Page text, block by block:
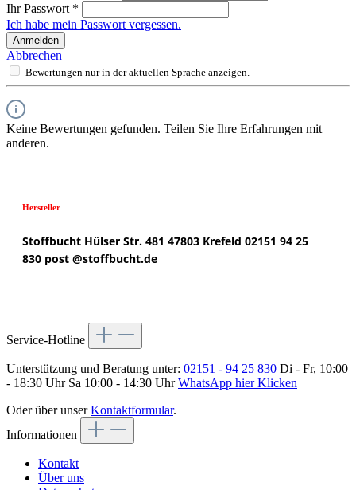
Ihr Passwort *
Ich habe mein Passwort vergessen.
Anmelden
Abbrechen
Bewertungen nur in der aktuellen Sprache anzeigen.
Keine Bewertungen gefunden. Teilen Sie Ihre Erfahrungen mit
anderen.
Hersteller
Stoffbucht Hülser Str. 481 47803 Krefeld 02151 94 25
830 post @stoffbucht.de
Service-Hotline
Unterstützung und Beratung unter: 02151 - 94 25 830 Di - Fr, 10:00
- 18:30 Uhr Sa 10:00 - 14:30 UhrWhatsApp hier Klicken
Oder über unserKontaktformular.
Informationen
Kontakt
Über uns